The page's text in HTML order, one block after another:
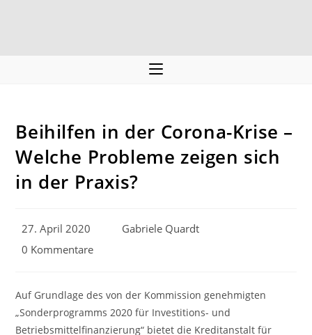
Beihilfen in der Corona-Krise –
Welche Probleme zeigen sich
in der Praxis?
Beitrag
27. April 2020
Beitrags-
Gabriele Quardt
Beitrags-
0 Kommentare
Auf Grundlage des von der Kommission genehmigten
„Sonderprogramms 2020 für Investitions- und
Betriebsmittelfinanzierung“ bietet die Kreditanstalt für